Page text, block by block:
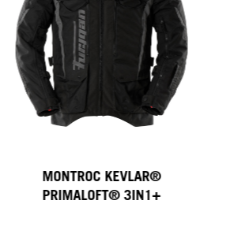
MONTROC KEVLAR®
PRIMALOFT® 3IN1+